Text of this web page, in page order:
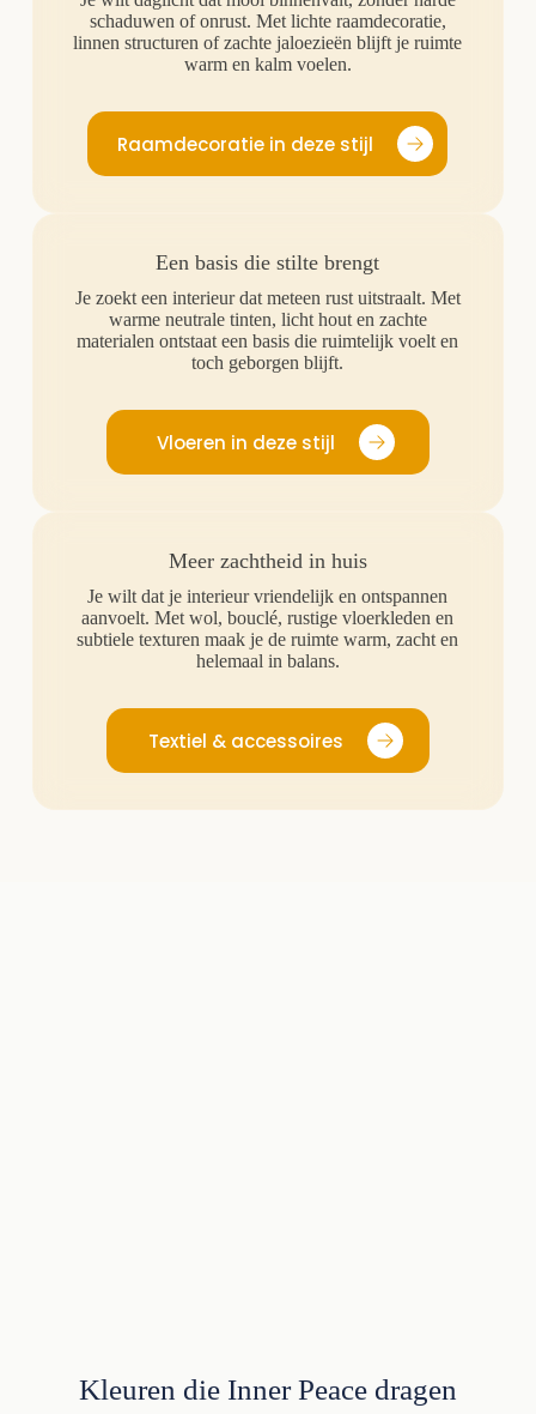
schaduwen of onrust. Met lichte raamdecoratie,
linnen structuren of zachte jaloezieën blijft je ruimte
warm en kalm voelen.
Raamdecoratie in deze stijl
Een basis die stilte brengt
Je zoekt een interieur dat meteen rust uitstraalt. Met
warme neutrale tinten, licht hout en zachte
materialen ontstaat een basis die ruimtelijk voelt en
toch geborgen blijft.
Vloeren in deze stijl
Meer zachtheid in huis
Je wilt dat je interieur vriendelijk en ontspannen
aanvoelt. Met wol, bouclé, rustige vloerkleden en
subtiele texturen maak je de ruimte warm, zacht en
helemaal in balans.
Textiel & accessoires
Kleuren die Inner Peace dragen